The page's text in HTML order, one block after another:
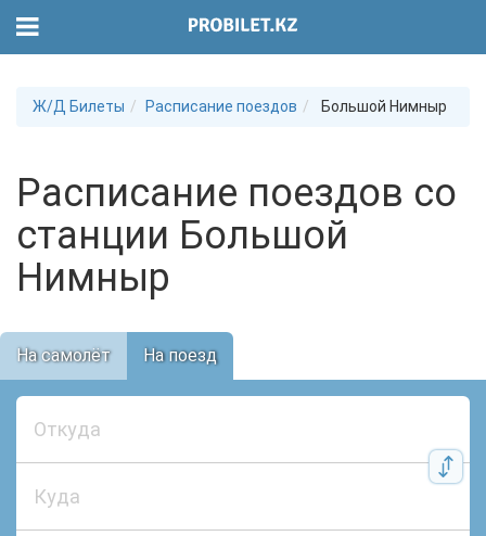
Ж/Д Билеты Расписание поездов Большой Нимныр
Расписание поездов со
станции Большой
Нимныр
На самолёт На поезд